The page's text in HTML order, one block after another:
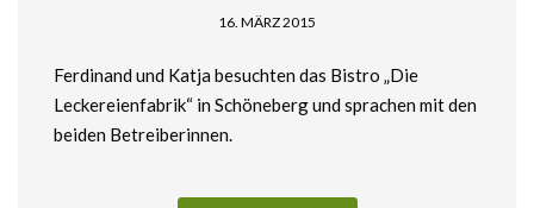
16. MÄRZ 2015
Ferdinand und Katja besuchten das Bistro „Die
Leckereienfabrik“ in Schöneberg und sprachen mit den
beiden Betreiberinnen.